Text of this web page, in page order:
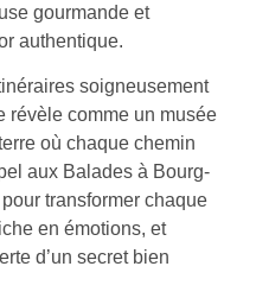
gourmande et
authentique.
soigneusement
révèle comme un musée
où chaque chemin
aux Balades à Bourg-
transformer chaque
en émotions, et
d’un secret bien